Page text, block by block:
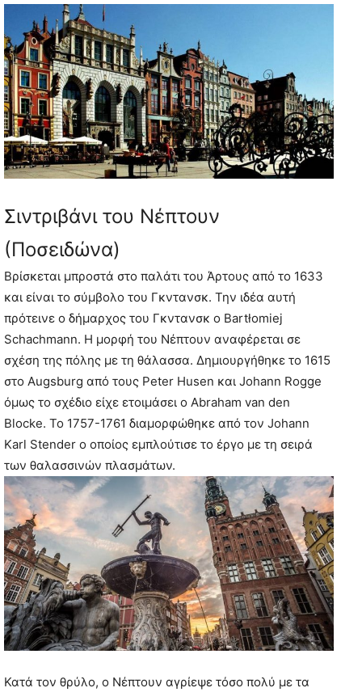
Σιντριβάνι του Νέπτουν
(Ποσειδώνα)
Βρίσκεται μπροστά στο παλάτι του Άρτους από το 1633
και είναι το σύμβολο του Γκντανσκ. Την ιδέα αυτή
πρότεινε ο δήμαρχος του Γκντανσκ ο Bartłomiej
Schachmann. Η μορφή του Νέπτουν αναφέρεται σε
σχέση της πόλης με τη θάλασσα. Δημιουργήθηκε το 1615
στο Augsburg από τους Peter Husen και Johann Rogge
όμως το σχέδιο είχε ετοιμάσει ο Abraham van den
Blocke. Το 1757-1761 διαμορφώθηκε από τον Johann
Karl Stender ο οποίος εμπλούτισε το έργο με τη σειρά
των θαλασσινών πλασμάτων.
Κατά τον θρύλο, ο Νέπτουν αγρίεψε τόσο πολύ με τα